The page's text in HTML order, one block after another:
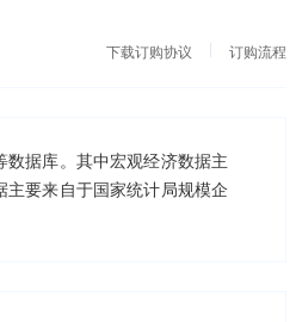
下载订购协议 订购流程
据库。其中宏观经济数据主
要来自于国家统计局规模企